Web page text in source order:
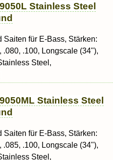
Stainless Steel
Saiten für E-Bass, Stärken:
.080, .100, Longscale (34"),
Steel,
Stainless Steel
Saiten für E-Bass, Stärken:
.085, .100, Longscale (34"),
Steel,